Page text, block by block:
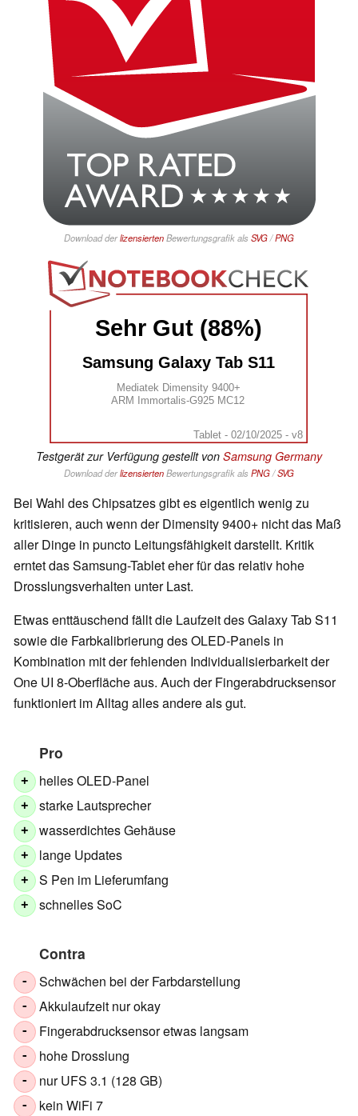
Download derlizensiertenBewertungsgrafik als SVG/PNG
Sehr Gut (88%)
Samsung Galaxy Tab S11
Mediatek Dimensity 9400+
ARM Immortalis-G925 MC12
Tablet - 02/10/2025 - v8
Testgerät zur Verfügung gestellt von Samsung Germany
Download derlizensiertenBewertungsgrafik als PNG/SVG
Bei Wahl des Chipsatzes gibt es eigentlich wenig zu
kritisieren, auch wenn der Dimensity 9400+ nicht das Maß
aller Dinge in puncto Leitungsfähigkeit darstellt. Kritik
erntet das Samsung-Tablet eher für das relativ hohe
Drosslungsverhalten unter Last.
Etwas enttäuschend fällt die Laufzeit des Galaxy Tab S11
sowie die Farbkalibrierung des OLED-Panels in
Kombination mit der fehlenden Individualisierbarkeit der
One UI 8-Oberfläche aus. Auch der Fingerabdrucksensor
funktioniert im Alltag alles andere als gut.
Pro
+ helles OLED-Panel
+ starke Lautsprecher
+ wasserdichtes Gehäuse
+ lange Updates
+ S Pen im Lieferumfang
+ schnelles SoC
Contra
- Schwächen bei der Farbdarstellung
- Akkulaufzeit nur okay
- Fingerabdrucksensor etwas langsam
- hohe Drosslung
- nur UFS 3.1 (128 GB)
- kein WiFi 7